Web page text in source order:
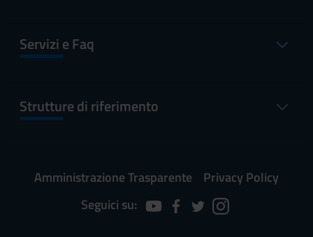
Servizi e Faq
Strutture di riferimento
Amministrazione Trasparente
Privacy Policy
Seguici su: